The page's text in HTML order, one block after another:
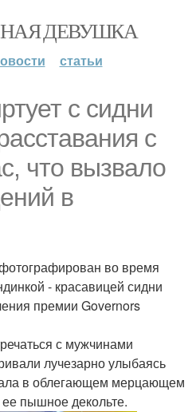
ДЕВУШКА
статьи
с сидни
с
что вызвало
в
во время
- красавицей сидни
премии Governors
с мужчинами
лучезарно улыбаясь
в облегающем мерцающем
пышное декольте.